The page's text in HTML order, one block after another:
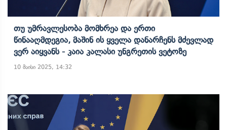
Თუ Უმრავლესობა Მომხრეა Და Ერთი
Წინააღმდეგია, Მაშინ Ის Ყველა Დანარჩენს Მძევლად
Ვერ Აიყვანს - Კაია Კალასი Უნგრეთის Ვეტოზე
10 მაისი 2025, 14:32